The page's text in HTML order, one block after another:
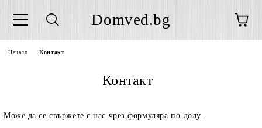
Domved.bg
Начало Контакт
Контакт
Може да се свържете с нас чрез формуляра по-долу.